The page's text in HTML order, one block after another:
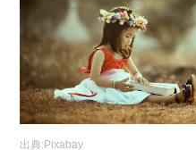
出典: Pixabay